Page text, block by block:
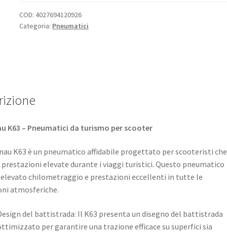
COD:4027694120926
Categoria: Pneumatici
K63 – Pneumatici da turismo per scooter
K63 è un pneumatico affidabile progettato per scooteristi che
prestazioni elevate durante i viaggi turistici. Questo pneumatico
elevato chilometraggio e prestazioni eccellenti in tutte le
atmosferiche.
del battistrada: Il K63 presenta un disegno del battistrada
per garantire una trazione efficace su superfici sia